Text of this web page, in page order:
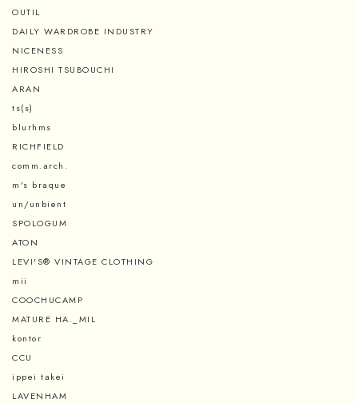
OUTIL
DAILY WARDROBE INDUSTRY
NICENESS
HIROSHI TSUBOUCHI
ARAN
ts(s)
blurhms
RICHFIELD
comm.arch.
m's braque
un/unbient
SPOLOGUM
ATON
LEVI'S® VINTAGE CLOTHING
mii
COOCHUCAMP
MATURE HA._MIL
kontor
CCU
ippei takei
LAVENHAM